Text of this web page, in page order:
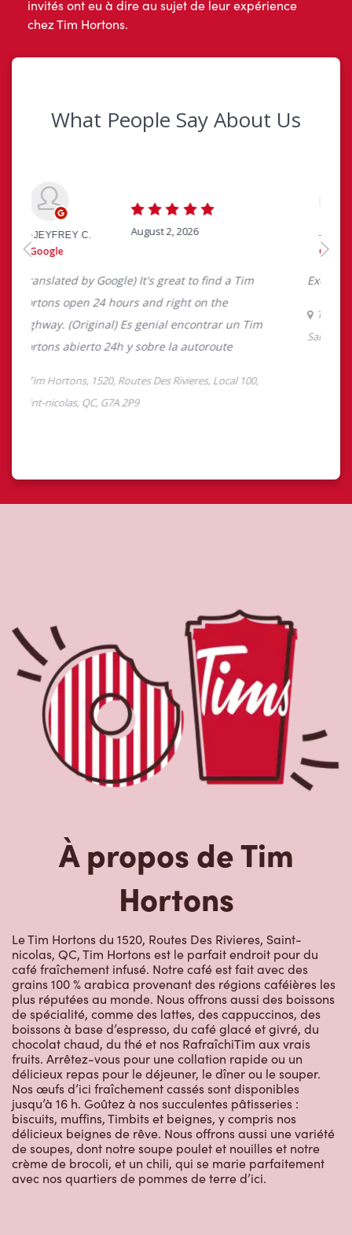
invités ont eu à dire au sujet de leur expérience
chez Tim Hortons.
À propos de Tim
Le Tim Hortons du 1520, Routes Des Rivieres, Saint-
nicolas, QC, Tim Hortons est le parfait endroit pour du
café fraîchement infusé. Notre café est fait avec des
plus réputées au monde. Nous offrons aussi des boissons
de spécialité, comme des lattes, des cappuccinos, des
boissons à base d’espresso, du café glacé et givré, du
chocolat chaud, du thé et nos RafraîchiTim aux vrais
fruits. Arrêtez-vous pour une collation rapide ou un
délicieux repas pour le déjeuner, le dîner ou le souper.
Nos œufs d’ici fraîchement cassés sont disponibles
jusqu’à 16 h. Goûtez à nos succulentes pâtisseries :
biscuits, muffins, Timbits et beignes, y compris nos
délicieux beignes de rêve. Nous offrons aussi une variété
de soupes, dont notre soupe poulet et nouilles et notre
crème de brocoli, et un chili, qui se marie parfaitement
avec nos quartiers de pommes de terre d’ici.